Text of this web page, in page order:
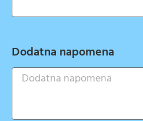
Dodatna napomena